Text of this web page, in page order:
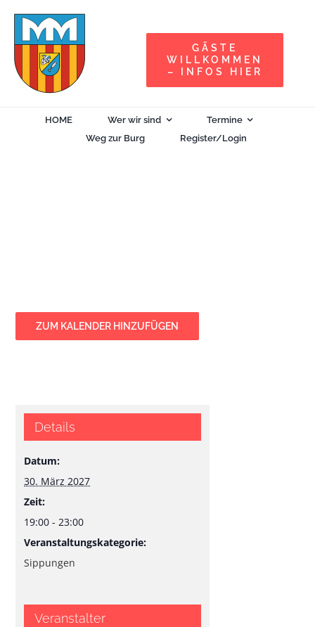
Zum
springen
GÄSTE
WILLKOMMEN
– INFOS HIER
HOME Wer wir sind
Termine
Weg zur Burg
Register/Login
ZUM KALENDER HINZUFÜGEN
Details
Datum:
30. März 2027
Zeit:
19:00 - 23:00
Veranstaltungskategorie:
Sippungen
Veranstalter